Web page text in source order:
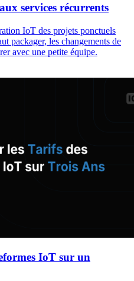
services récurrents
IoT des projets ponctuels
packager, les changements de
avec une petite équipe.
IoT sur un